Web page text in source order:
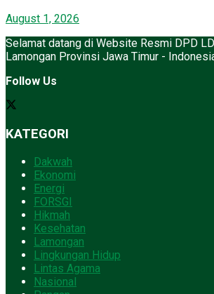
August 1, 2026
Selamat datang di Website Resmi DPD
Lamongan Provinsi Jawa Timur -
Follow Us
KATEGORI
Dakwah
Ekonomi
Energi
FORSGI
Hikmah
Kesehatan
Lamongan
Lingkungan Hidup
Lintas Agama
Nasional